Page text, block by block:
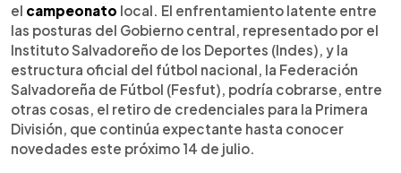
el campeonato local. El enfrentamiento latente entre
las posturas del Gobierno central, representado por el
Instituto Salvadoreño de los Deportes (Indes), y la
estructura oficial del fútbol nacional, la Federación
Salvadoreña de Fútbol (Fesfut), podría cobrarse, entre
otras cosas, el retiro de credenciales para la Primera
División, que continúa expectante hasta conocer
novedades este próximo 14 de julio.